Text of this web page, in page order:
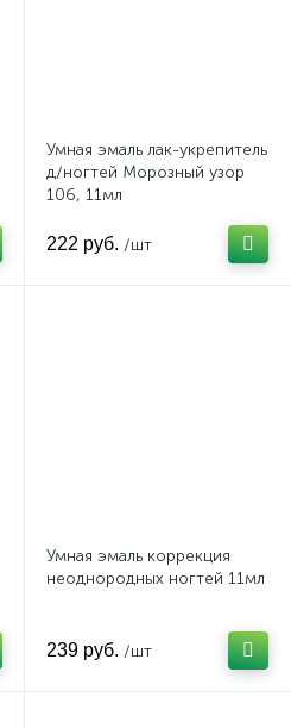
Умная эмаль лак-укрепитель
д/ногтей Морозный узор
106, 11мл
222 руб. /шт
Умная эмаль коррекция
неоднородных ногтей 11мл
239 руб. /шт